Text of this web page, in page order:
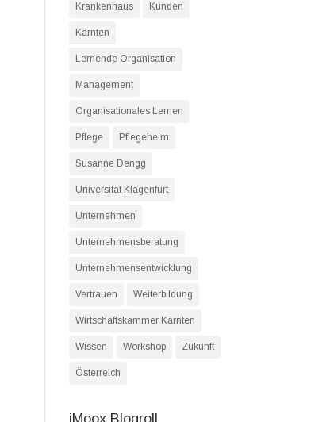
Krankenhaus Kunden
Kärnten
Lernende Organisation
Management
Organisationales Lernen
Pflege Pflegeheim
Susanne Dengg
Universität Klagenfurt
Unternehmen
Unternehmensberatung
Unternehmensentwicklung
Vertrauen Weiterbildung
Wirtschaftskammer Kärnten
Wissen Workshop Zukunft
Österreich
iMoox Blogroll